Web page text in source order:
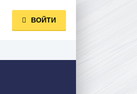
ВОЙТИ